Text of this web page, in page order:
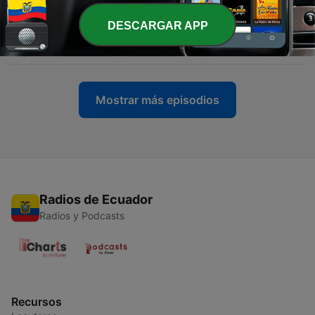
20 jul. 2020
7 - Momento de quietud... justo y necesario!!!
01 jun. 2020
Mostrar más episodios
Radios de Ecuador
Radios y Podcasts
Recursos
DESCARGAR APP